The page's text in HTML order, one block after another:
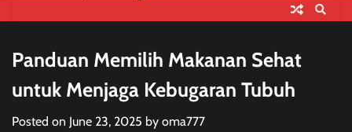
Panduan Memilih Makanan Sehat
untuk Menjaga Kebugaran Tubuh
Posted on June 23, 2025 by oma777